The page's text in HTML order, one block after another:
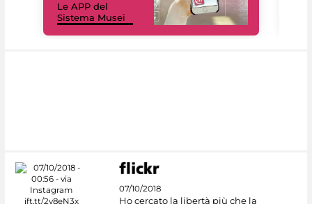
Le APP del
Sistema Musei
07/10/2018
Ho cercato la libertà più che la